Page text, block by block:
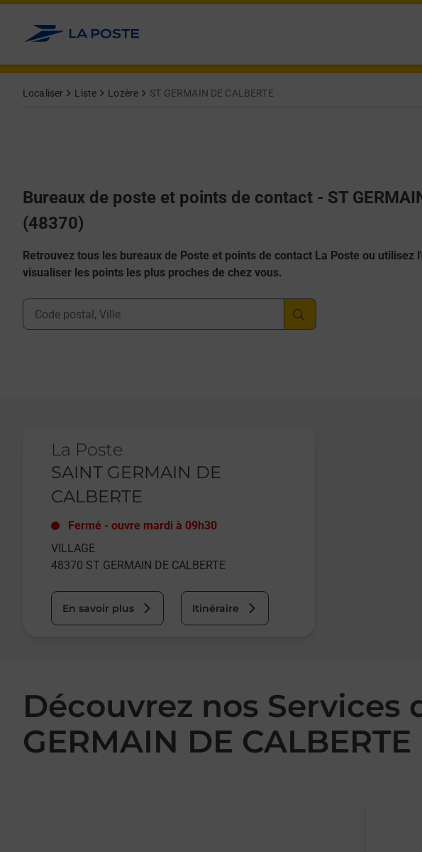
Allez au contenu
Localiser Liste Lozère ST GERMAIN DE CALBERTE
Bureaux de poste et points de contact - ST
(48370)
Retrouvez tous les bureaux de Poste et points de contact La Poste ou utilisez
visualiser les points les plus proches de chez vous.
Ville, Département, Code Postal
La Poste
SAINT GERMAIN DE
CALBERTE
Fermé - ouvre mardi à 09h30
VILLAGE
48370 ST GERMAIN DE CALBERTE
En savoir plus Itinéraire
Découvrez nos Services
GERMAIN DE CALBERTE
Afficher ou masquer la réponse
Afficher ou masquer la réponse
Afficher ou masquer la réponse
Afficher ou masquer la réponse
Afficher ou masquer la réponse